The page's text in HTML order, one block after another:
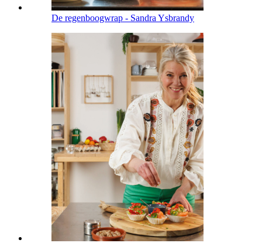
De regenboogwrap - Sandra Ysbrandy